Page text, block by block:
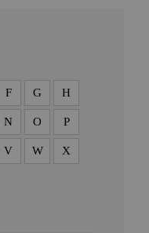
F G H
N O P
V W X